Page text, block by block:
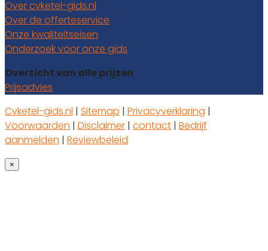
Over cvketel-gids.nl
Over de offerteservice
Onze kwaliteitseisen
Onderzoek voor onze gids
Overzicht van alle prijzen
Prijsadvies
Cvketel-gids.nl | Sitemap | Privacyverklaring |
Voorwaarden | Disclaimer | contact | Bedrijf
aanmelden | Reviewbeleid
×